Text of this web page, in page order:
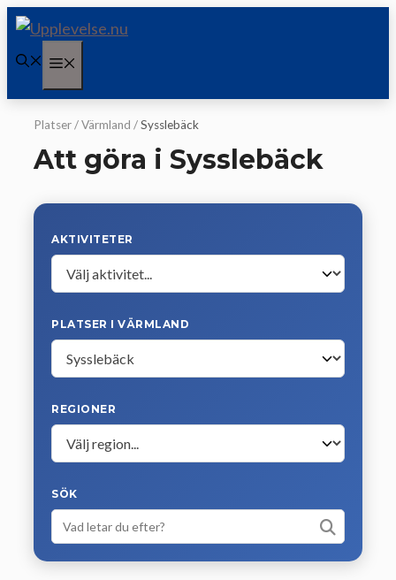
Hoppa
innehåll
Platser/Värmland /Sysslebäck
Att göra i Sysslebäck
AKTIVITETER
PLATSER I VÄRMLAND
REGIONER
SÖK